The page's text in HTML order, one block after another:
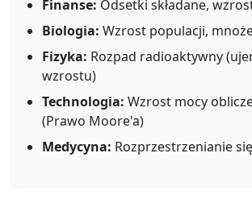
Finanse: Odsetki składane,
Biologia: Wzrost populacji,
Fizyka: Rozpad radioaktywny
wzrostu)
Technologia: Wzrost mocy
(Prawo Moore'a)
Medycyna: Rozprzestrzenianie